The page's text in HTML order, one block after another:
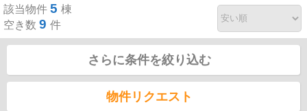
該当物件 5 棟
空き数 9 件
さらに条件を絞り込む
物件リクエスト